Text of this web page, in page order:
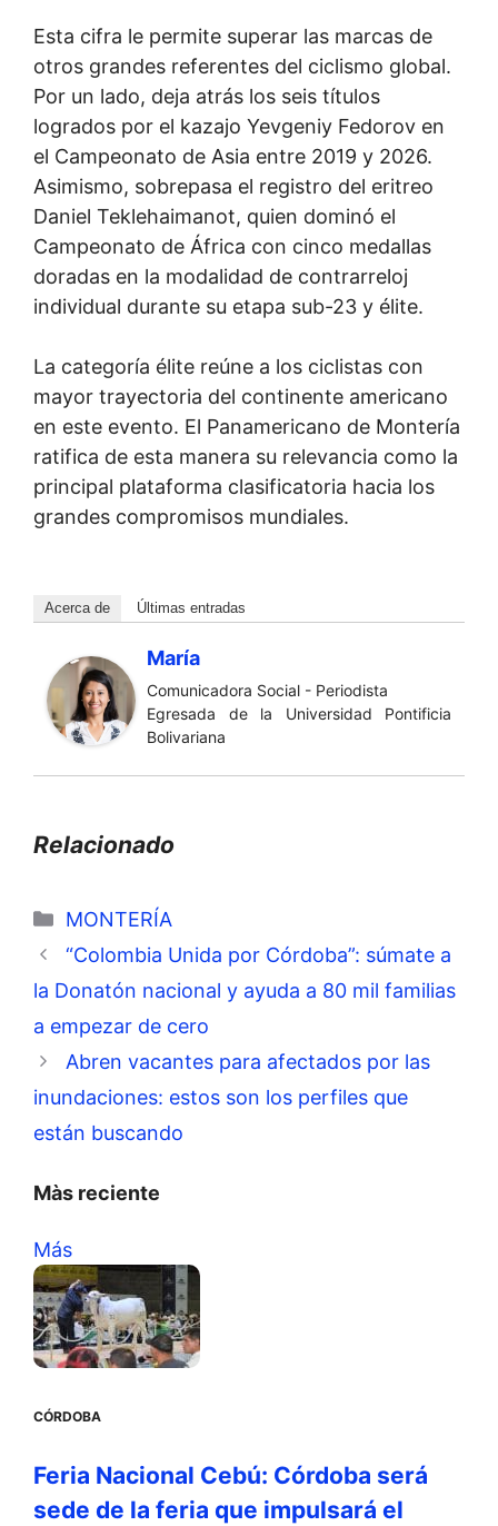
Esta cifra le permite superar las marcas de
otros grandes referentes del ciclismo global.
Por un lado, deja atrás los seis títulos
logrados por el kazajo Yevgeniy Fedorov en
el Campeonato de Asia entre 2019 y 2026.
Asimismo, sobrepasa el registro del eritreo
Daniel Teklehaimanot, quien dominó el
Campeonato de África con cinco medallas
doradas en la modalidad de contrarreloj
individual durante su etapa sub-23 y élite.
La categoría élite reúne a los ciclistas con
mayor trayectoria del continente americano
en este evento. El Panamericano de Montería
ratifica de esta manera su relevancia como la
principal plataforma clasificatoria hacia los
grandes compromisos mundiales.
Acerca de Últimas entradas
María
Comunicadora Social - Periodista
Egresada de la Universidad Pontificia
Bolivariana
Relacionado
Categorías
MONTERÍA
“Colombia Unida por Córdoba”: súmate a
la Donatón nacional y ayuda a 80 mil familias
a empezar de cero
Abren vacantes para afectados por las
inundaciones: estos son los perfiles que
están buscando
Màs reciente
Más
CÓRDOBA
Feria Nacional Cebú: Córdoba será
sede de la feria que impulsará el